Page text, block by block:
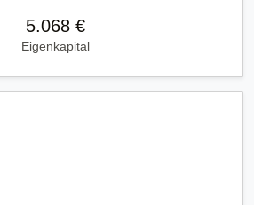
5.068 €
Eigenkapital